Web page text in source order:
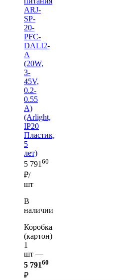
ARJ-
SP-
20-
PFC-
DALI2-
A
(20W,
3-
45V,
0.2-
0.55
A)
(Arlight,
IP20
Пластик,
5
лет)
5 79160
₽/
шт
В
наличии
Коробка
(картон)
1
шт —
5 79160
₽